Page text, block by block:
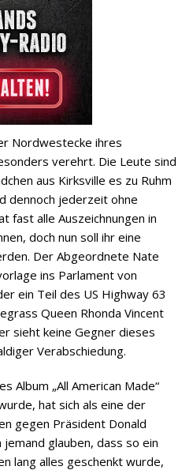
Nordwestecke ihres
verehrt. Die Leute sind
aus Kirksville es zu Ruhm
dennoch jederzeit ohne
fast alle Auszeichnungen in
doch nun soll ihr eine
Der Abgeordnete Nate
ins Parlament von
ein Teil des US Highway 63
Queen Rhonda Vincent
sieht keine Gegner dieses
Verabschiedung.
Album „All American Made“
hat sich als eine der
gegen Präsident Donald
glauben, dass so ein
lang alles geschenkt wurde,